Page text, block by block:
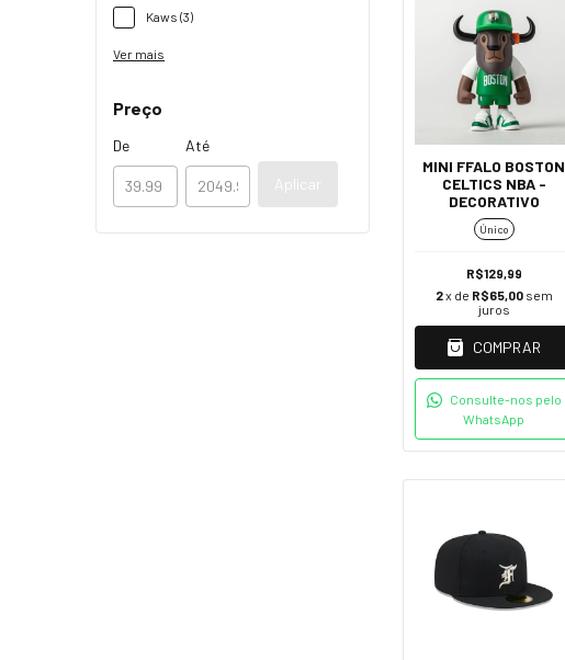
Kaws (3)
Ver mais
Preço
De Até
Aplicar
MINI FFALO BOSTON
CELTICS NBA -
DECORATIVO
Único
R$129,99
2x de R$65,00 sem
juros
COMPRAR
Consulte-nos pelo
WhatsApp